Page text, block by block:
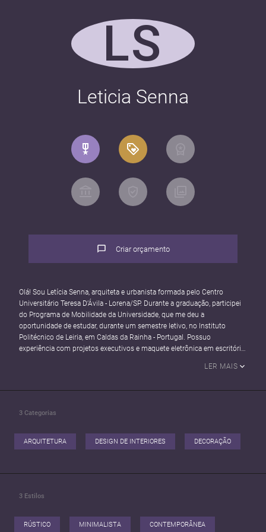
LS
Leticia Senna
Criar orçamento
Olá! Sou Letícia Senna, arquiteta e urbanista formada pelo Centro
Universitário Teresa D’Ávila - Lorena/SP. Durante a graduação, participei
do Programa de Mobilidade da Universidade, que me deu a
oportunidade de estudar, durante um semestre letivo, no Instituto
Politécnico de Leiria, em Caldas da Rainha - Portugal. Possuo
experiência com projetos executivos e maquete eletrônica em escritório
- Maquete eletrônica (3D)
LER MAIS
3 Categorias
ARQUITETURA DESIGN DE INTERIORES DECORAÇÃO
3 Estilos
RÚSTICO MINIMALISTA CONTEMPORÂNEA